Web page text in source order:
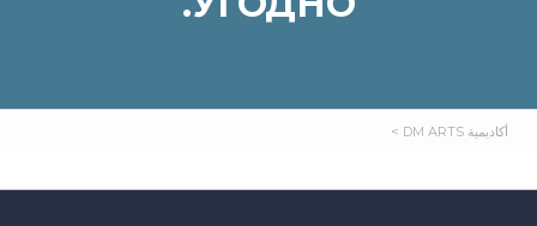
أكاديمية DM ARTS >